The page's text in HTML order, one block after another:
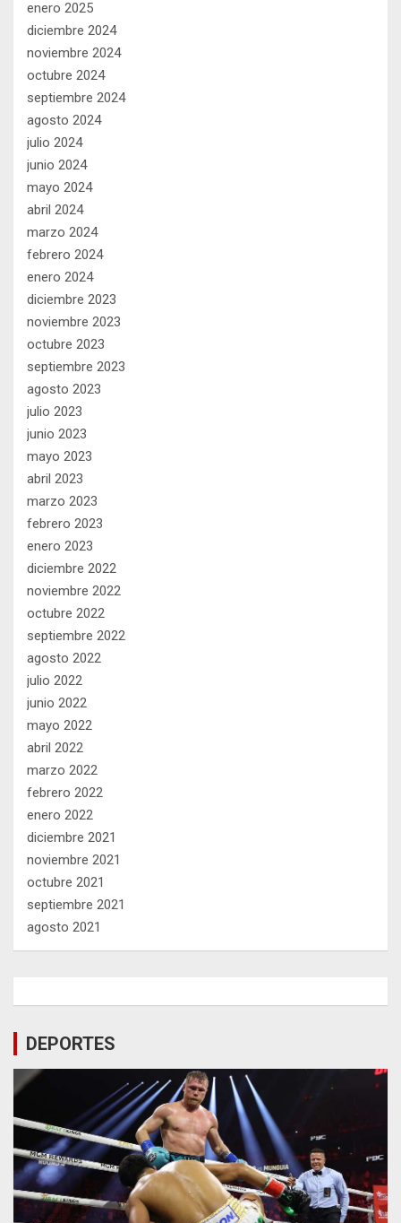
enero 2025
diciembre 2024
noviembre 2024
octubre 2024
septiembre 2024
agosto 2024
julio 2024
junio 2024
mayo 2024
abril 2024
marzo 2024
febrero 2024
enero 2024
diciembre 2023
noviembre 2023
octubre 2023
septiembre 2023
agosto 2023
julio 2023
junio 2023
mayo 2023
abril 2023
marzo 2023
febrero 2023
enero 2023
diciembre 2022
noviembre 2022
octubre 2022
septiembre 2022
agosto 2022
julio 2022
junio 2022
mayo 2022
abril 2022
marzo 2022
febrero 2022
enero 2022
diciembre 2021
noviembre 2021
octubre 2021
septiembre 2021
agosto 2021
DEPORTES